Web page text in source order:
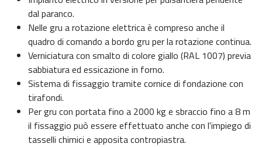
dal paranco.
Nelle gru a rotazione elettrica è compreso anche il
quadro di comando a bordo gru per la rotazione continua.
Verniciatura con smalto di colore giallo (RAL 1007) previa
sabbiatura ed essicazione in forno.
Sistema di fissaggio tramite cornice di fondazione con
tirafondi.
Per gru con portata fino a 2000 kg e sbraccio fino a 8 m
il fissaggio può essere effettuato anche con l'impiego di
tasselli chimici e apposita contropiastra.